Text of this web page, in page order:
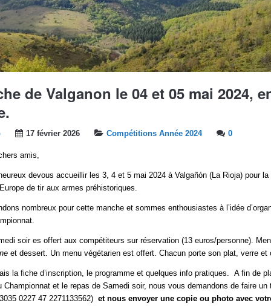
de Valganon le 04 et 05 mai 2024,
17 février 2026 Compétitions Année 2024 0
amis,
devous accueillir les 3, 4 et 5 mai 2024 à Valgañón (La Rioja) pour la
de tir aux armes préhistoriques.
nombreux pour cette manche et sommes enthousiastes à l’idée
soir es offert aux compétiteurs sur réservation (13 euros/personne).
et dessert. Un menu végétarien est offert. Chacun porte son plat, verre et
la fiche d’inscription, le programme et quelques info pratiques. A fin de
Championnat et le repas de Samedi soir, nous vous demandons de faire un
0227 47 2271133562) et nous envoyer une copie ou photo avec